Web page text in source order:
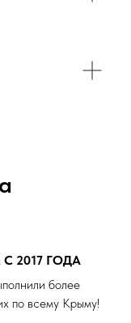
2017 ГОДА
более
по всему Крыму!